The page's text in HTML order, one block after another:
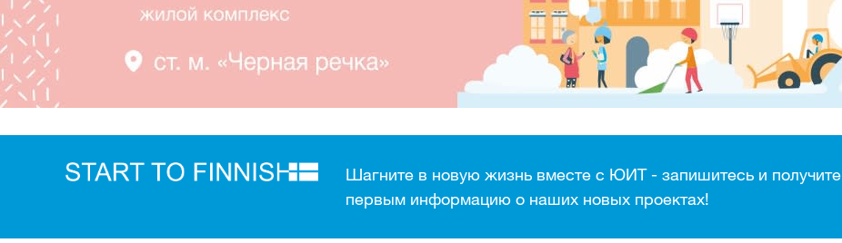
Шагните в новую жизнь вместе с ЮИТ - запишитесь и получите
первым информацию о наших новых проектах!